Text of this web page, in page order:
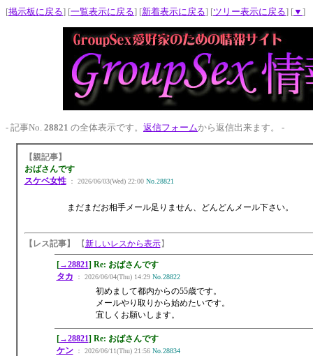
[掲示板に戻る] [一覧表示に戻る] [新着表示に戻る] [ツリー表示に戻る] [▼ ]
- 記事No. 28821 の全体表示です。 返信フォームから返信出来ます。 -
【親記事】
おばさんです
スケベ女性： 2026/06/03(Wed) 22:00 No.28821
まだまだお相手メール足りません、どんどんメール下さい。
【レス記事】 【新しいレスから表示】
[→28821] Re: おばさんです
タカ ： 2026/06/04(Thu) 14:29 No.28822
初めまして都内からの55歳です。
メールやり取りから始めたいです。
宜しくお願いします。
[→28821] Re: おばさんです
ケン： 2026/06/11(Thu) 21:56 No.28834